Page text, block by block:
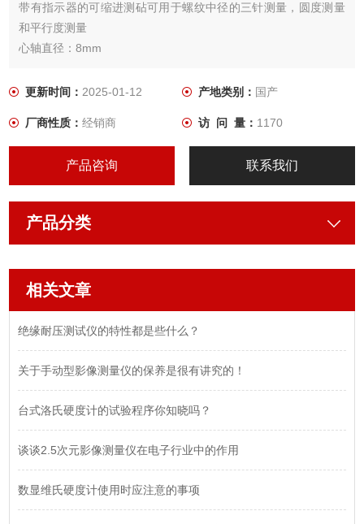
带有指示器的可缩进测砧可用于螺纹中径的三针测量，圆度测量
和平行度测量
心轴直径：8mm
更新时间：2025-01-12 产地类别： 国产
厂商性质：经销商 访 问 量： 1170
产品咨询 联系我们
产品分类
相关文章
绝缘耐压测试仪的特性都是些什么？
关于手动型影像测量仪的保养是很有讲究的！
台式洛氏硬度计的试验程序你知晓吗？
谈谈2.5次元影像测量仪在电子行业中的作用
数显维氏硬度计使用时应注意的事项